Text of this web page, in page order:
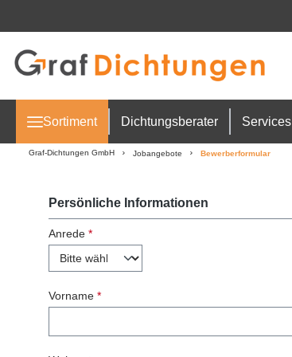
Sortiment Dichtungsberater Services
Graf-Dichtungen GmbH Jobangebote Bewerberformular
Persönliche Informationen
Anrede *
Vorname *